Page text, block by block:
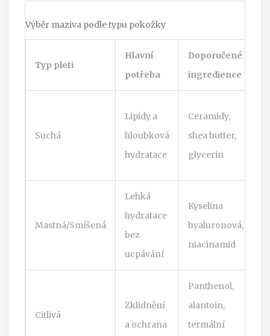
Výběr maziva podle typu pokožky
Typ pleti
Hlavní
potřeba
Doporučené
ingredience
Suchá
Lipidy a
hloubková
hydratace
Ceramidy,
shea butter,
glycerin
Mastná/Smíšená
Lehká
hydratace
bez
ucpávání
Kyselina
hyaluronová,
niacinamid
Citlivá
Zklidnění
a ochrana
Panthenol,
alantoin,
termální